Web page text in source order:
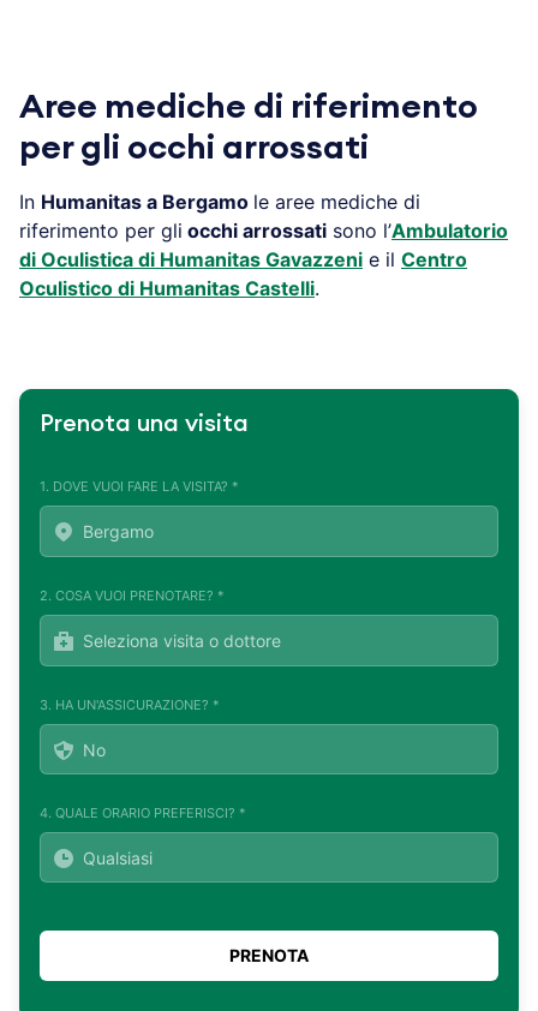
Aree mediche di riferimento
per gli occhi arrossati
In Humanitas a Bergamo le aree mediche di
riferimento per gli occhi arrossati sono l’Ambulatorio
di Oculistica di Humanitas Gavazzeni e il Centro
Oculistico di Humanitas Castelli.
Prenota una visita
1. DOVE VUOI FARE LA VISITA? *
2. COSA VUOI PRENOTARE? *
3. HA UN'ASSICURAZIONE? *
4. QUALE ORARIO PREFERISCI? *